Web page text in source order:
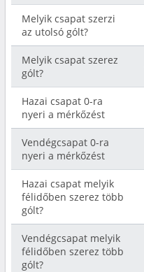
Melyik csapat szerzi
az utolsó gólt?
Melyik csapat szerez
gólt?
Hazai csapat 0-ra
nyeri a mérkőzést
Vendégcsapat 0-ra
nyeri a mérkőzést
Hazai csapat melyik
félidőben szerez több
gólt?
Vendégcsapat melyik
félidőben szerez több
gólt?